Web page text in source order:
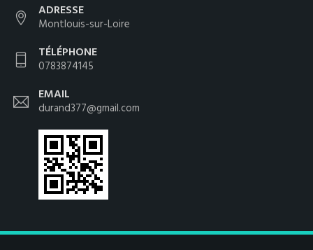
ADRESSE
Montlouis-sur-Loire
TÉLÉPHONE
0783874145
EMAIL
durand377@gmail.com